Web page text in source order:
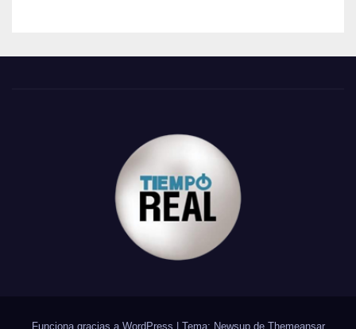
Funciona gracias a WordPress Tema: Newsup de Themeansar